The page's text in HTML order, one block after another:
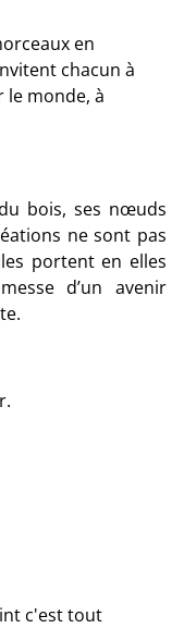
en
chacun à
le monde, à
bois, ses nœuds
ne sont pas
portent en elles
d’un avenir
c'est tout